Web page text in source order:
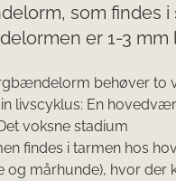
som findes i
er 1-3 mm
behøver to
livscyklus: En
voksne stadium
findes i tarmen hos
mårhunde), hvor der